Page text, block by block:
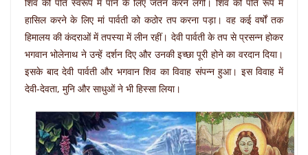
शिव को पति स्‍वरूप में पाने के लिए जतन करने लगीं। शिव को पति रूप में
हासिल करने के लिए मां पार्वती को कठोर तप करना पड़ा। वह कई वर्षों तक
हिमालय की कंदराओं में तपस्‍या में लीन रहीं। देवी पार्वती के तप से प्रसन्‍न होकर
भगवान भोलेनाथ ने उन्‍हें दर्शन दिए और उनकी इच्‍छा पूरी होने का वरदान दिया।
इसके बाद देवी पार्वती और भगवान शिव का विवाह संपन्‍न हुआ। इस विवाह में
देवी-देवता, मुनि और साधुओं ने भी हिस्‍सा लिया।